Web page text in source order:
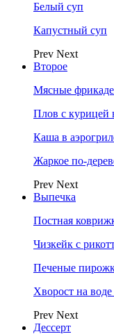
Белый суп
Капустный суп
Prev Next
Второе
Мясные
Плов с курицей
Каша в
Жаркое по-
Prev Next
Выпечка
Постная
Чизкейк с
Печеные
Хворост на
Prev Next
Дессерт